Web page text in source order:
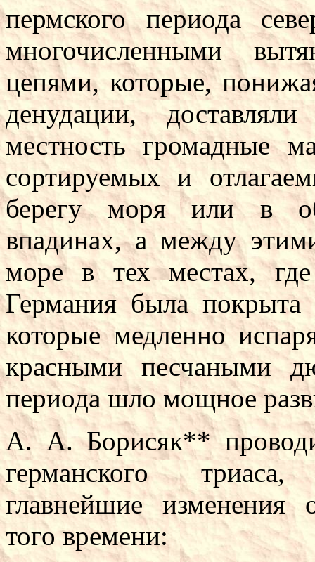
пермского периода
многочисленными
цепями, которые,
денудации,
местность громадные
сортируемых и
берегу моря или в
впадинах, а между
море в тех местах,
Германия была
которые медленно
красными песчаными
периода шло мощное
А. А. Борисяк**
германского
главнейшие изменения
того времени: